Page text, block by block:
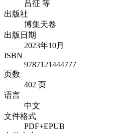
吕征 等
出版社
博集天卷
出版日期
2023年10月
ISBN
9787121444777
页数
402 页
语言
中文
文件格式
PDF+EPUB